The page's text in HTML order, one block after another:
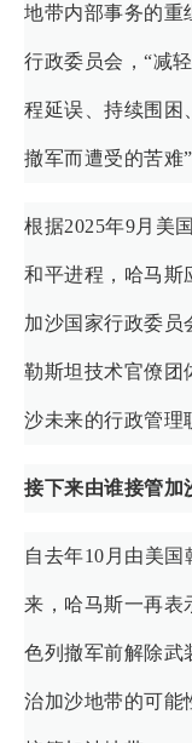
地带内部事务的重
行政委员会，“减
程延误、持续围困
撤军而遭受的苦难”
根据2025年9月美
和平进程，哈马斯
加沙国家行政委员
勒斯坦技术官僚团
沙未来的行政管理
接下来由谁接管加
自去年10月由美
来，哈马斯一再表
色列撤军前解除武
治加沙地带的可能